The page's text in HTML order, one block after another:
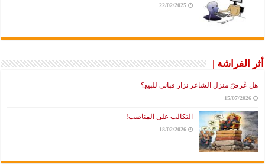
22/02/2025
أثر الفراشة |
هل عُرضَ منزل الشاعر نزار قباني للبيع؟
15/07/2026
التكالب على المناصب!
18/02/2026